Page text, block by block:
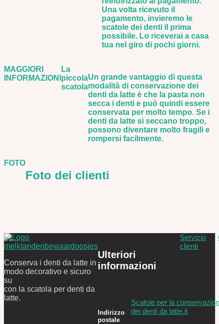
Una volta ricevuto il
pagamento, invieremo le
scatole dei denti il prima
possibile. Lo riceverai a casa
tua nel giro di pochi giorni.
MAGGIORI
INFORMAZIONI
La
piccola
scatola
Un grande vantaggio di questa
modalità di conservazione dei
denti da latte è che la pasta non
secca i denti e può quindi essere
conservata per molto tempo. Se i
denti da latte si seccano troppo,
possono diventare molto fragili e
rompersi facilmente.
FOTO
Foto dei clienti
Conserva i denti da latte in
modo decorativo e sicuro
su
con la scatola per denti da
latte.
Ulteriori
informazioni
Servizio
clienti
Indirizzo
postale
Scatole per la
dei denti da latte.it